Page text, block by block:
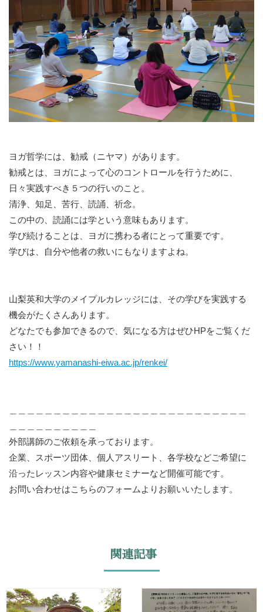
ヨガ哲学には、勧戒（ニヤマ）があります。
勧戒とは、ヨガによって心のコントロールを行うために、
日々実践すべき５つの行いのこと。
清浄、知足、苦行、読誦、祈念。
この中の、読誦には学という意味もあります。
学び続けることは、ヨガに携わる者にとって重要です。
学びは、自分や他者の救いにもなりますよね。
山梨英和大学のメイプルカレッジには、その学びを実践する
機会がたくさんあります。
どなたでも参加できるので、気になる方はぜひHPをご覧くだ
さい！！
https://www.yamanashi-eiwa.ac.jp/renkei/
外部講師のご依頼を承っております。
企業、スポーツ団体、個人アスリート、各学校などご希望に
沿ったレッスン内容や健康セミナーなど開催可能です。
お問い合わせはこちらのフォームよりお願いいたします。
関連記事